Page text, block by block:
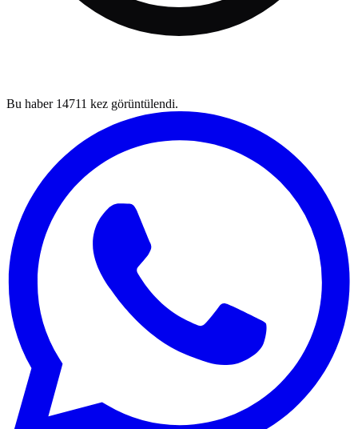
Bu haber 14711 kez görüntülendi.